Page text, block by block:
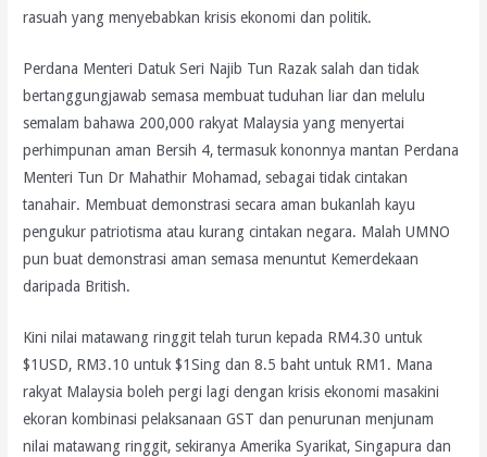
rasuah yang menyebabkan krisis ekonomi dan politik.
Perdana Menteri Datuk Seri Najib Tun Razak salah dan tidak
bertanggungjawab semasa membuat tuduhan liar dan melulu
semalam bahawa 200,000 rakyat Malaysia yang menyertai
perhimpunan aman Bersih 4, termasuk kononnya mantan Perdana
Menteri Tun Dr Mahathir Mohamad, sebagai tidak cintakan
tanahair. Membuat demonstrasi secara aman bukanlah kayu
pengukur patriotisma atau kurang cintakan negara. Malah UMNO
pun buat demonstrasi aman semasa menuntut Kemerdekaan
daripada British.
Kini nilai matawang ringgit telah turun kepada RM4.30 untuk
$1USD, RM3.10 untuk $1Sing dan 8.5 baht untuk RM1. Mana
rakyat Malaysia boleh pergi lagi dengan krisis ekonomi masakini
ekoran kombinasi pelaksanaan GST dan penurunan menjunam
nilai matawang ringgit, sekiranya Amerika Syarikat, Singapura dan